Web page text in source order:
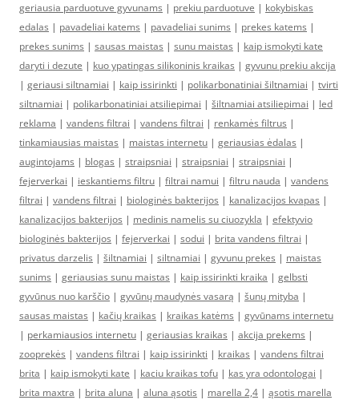
geriausia parduotuve gyvunams | prekiu parduotuve | kokybiskas
edalas | pavadeliai katems | pavadeliai sunims | prekes katems |
prekes sunims | sausas maistas | sunu maistas | kaip ismokyti kate
daryti i dezute | kuo ypatingas silikoninis kraikas | gyvunu prekiu akcija
| geriausi siltnamiai | kaip issirinkti | polikarbonatiniai šiltnamiai | tvirti
siltnamiai | polikarbonatiniai atsiliepimai | šiltnamiai atsiliepimai | led
reklama | vandens filtrai | vandens filtrai | renkamės filtrus |
tinkamiausias maistas | maistas internetu | geriausias ėdalas |
augintojams | blogas | straipsniai | straipsniai | straipsniai |
fejerverkai | ieskantiems filtru | filtrai namui | filtru nauda | vandens
filtrai | vandens filtrai | biologinės bakterijos | kanalizacijos kvapas |
kanalizacijos bakterijos | medinis namelis su ciuozykla | efektyvio
biologinės bakterijos | fejerverkai | sodui | brita vandens filtrai |
privatus darzelis | šiltnamiai | siltnamiai | gyvunu prekes | maistas
sunims | geriausias sunu maistas | kaip issirinkti kraika | gelbsti
gyvūnus nuo karščio | gyvūnų maudynės vasarą | šunų mityba |
sausas maistas | kačių kraikas | kraikas katėms | gyvūnams internetu
| perkamiausios internetu | geriausias kraikas | akcija prekems |
zooprekės | vandens filtrai | kaip issirinkti | kraikas | vandens filtrai
brita | kaip ismokyti kate | kaciu kraikas tofu | kas yra odontologai |
brita maxtra | brita aluna | aluna ąsotis | marella 2,4 | ąsotis marella